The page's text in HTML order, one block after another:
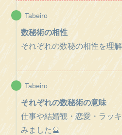
Tabeiro
数秘術の相性
それぞれの数秘の相性を理
Tabeiro
それぞれの数秘術の意味
仕事や結婚観・恋愛・ラッ
みました🔮